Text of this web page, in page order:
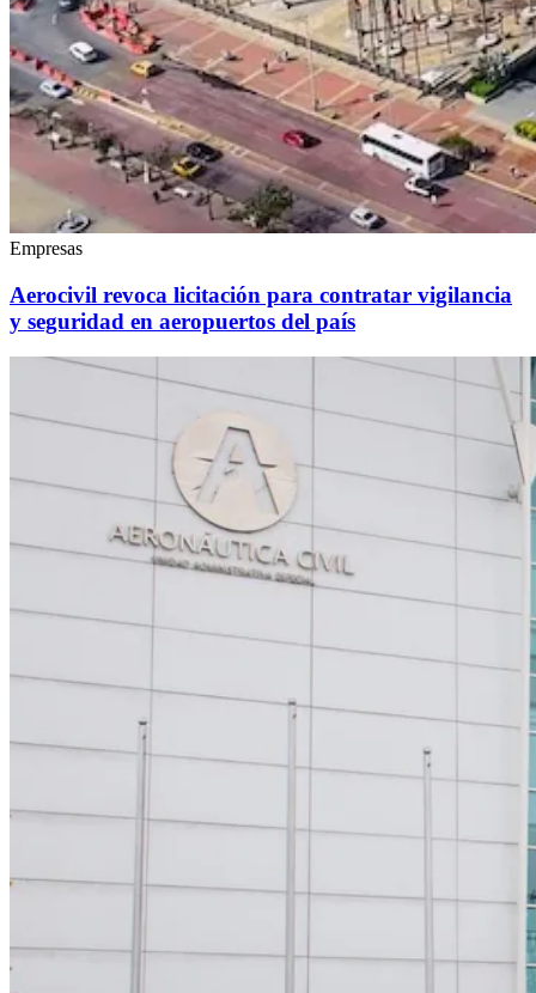
Empresas
Aerocivil revoca licitación para contratar vigilancia
y seguridad en aeropuertos del país